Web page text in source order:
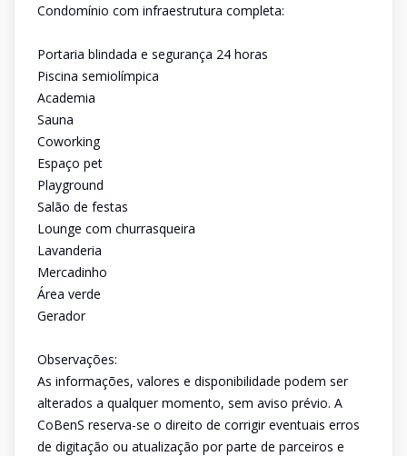
Condomínio com infraestrutura completa:
Portaria blindada e segurança 24 horas
Piscina semiolímpica
Academia
Sauna
Coworking
Espaço pet
Playground
Salão de festas
Lounge com churrasqueira
Lavanderia
Mercadinho
Área verde
Gerador
Observações:
As informações, valores e disponibilidade podem ser
alterados a qualquer momento, sem aviso prévio. A
CoBenS reserva-se o direito de corrigir eventuais erros
de digitação ou atualização por parte de parceiros e